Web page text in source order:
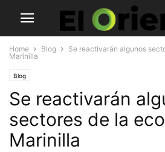
Home Blog
Se reactivarán algunos
Marinilla
Blog
Se reactivarán
sectores de la
Marinilla